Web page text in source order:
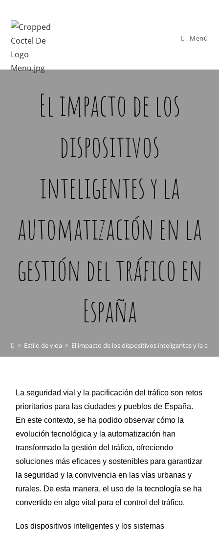
Menú
El impacto de los
dispositivos
inteligentes y la
automatización en la
gestión del tráfico en
España
> Estilo de vida > El impacto de los dispositivos inteligentes y la
La seguridad vial y la pacificación del tráfico son retos
prioritarios para las ciudades y pueblos de España.
En este contexto, se ha podido observar cómo la
evolución tecnológica y la automatización han
transformado la gestión del tráfico, ofreciendo
soluciones más eficaces y sostenibles para garantizar
la seguridad y la convivencia en las vías urbanas y
rurales. De esta manera, el uso de la tecnología se ha
convertido en algo vital para el control del tráfico.
Los dispositivos inteligentes y los sistemas